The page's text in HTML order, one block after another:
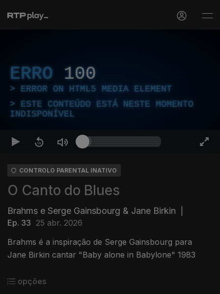
ERRO 100
ERROR ON HTML5 MEDIA ELEMENT
ESTE CONTEÚDO ESTÁ NESTE MOMENTO
INDISPONÍVEL
CONTROLO PARENTAL INATIVO
O Canto do Blues
Brahms e Serge Gainsbourg & Jane Birkin
Ep. 33 25 abr. 2026
Brahms é a inspiração de Serge Gainsbourg para
Jane Birkin cantar "Baby alone in Babylone" 1983
opções